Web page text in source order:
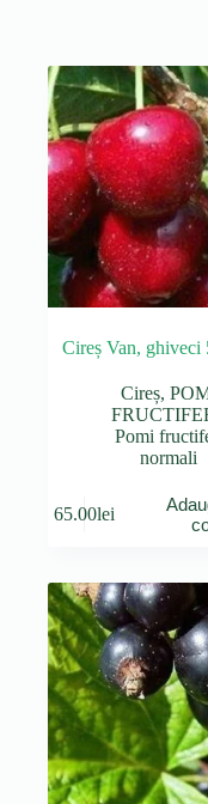
Cireș Van, ghiveci
Cireș,
Pomi
normali
65.00lei